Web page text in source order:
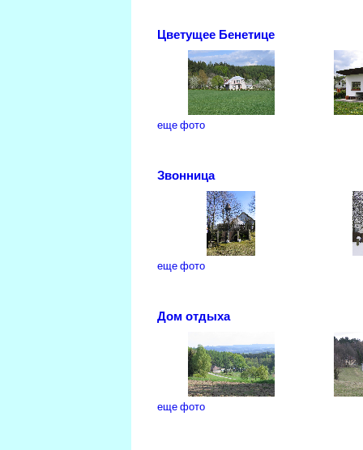
Цветущее Бенетице
еще фото
Звонница
еще фото
Дом отдыха
еще фото